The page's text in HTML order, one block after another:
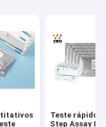
Teste rápido
Step Assay